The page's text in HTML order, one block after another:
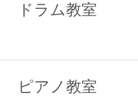
ドラム教室
ピアノ教室